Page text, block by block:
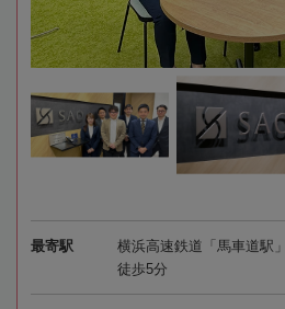
最寄駅
横浜高速鉄道「馬車道駅
徒歩5分